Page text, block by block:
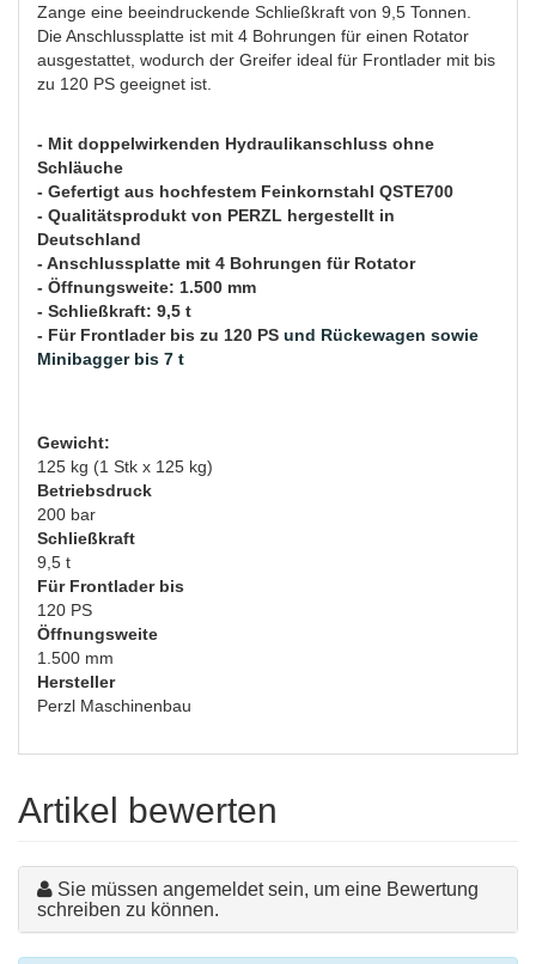
Zange eine beeindruckende Schließkraft von 9,5 Tonnen.
Die Anschlussplatte ist mit 4 Bohrungen für einen Rotator
ausgestattet, wodurch der Greifer ideal für Frontlader mit bis
zu 120 PS geeignet ist.
- Mit doppelwirkenden Hydraulikanschluss ohne
Schläuche
- Gefertigt aus hochfestem Feinkornstahl QSTE700
- Qualitätsprodukt von PERZL hergestellt in
Deutschland
- Anschlussplatte mit 4 Bohrungen für Rotator
- Öffnungsweite: 1.500 mm
- Schließkraft: 9,5 t
- Für Frontlader bis zu 120 PS und Rückewagen sowie
Minibagger bis 7 t
Gewicht:
125 kg (1 Stk x 125 kg)
Betriebsdruck
200 bar
Schließkraft
9,5 t
Für Frontlader bis
120 PS
Öffnungsweite
1.500 mm
Hersteller
Perzl Maschinenbau
Artikel bewerten
Sie müssen angemeldet sein, um eine Bewertung
schreiben zu können.